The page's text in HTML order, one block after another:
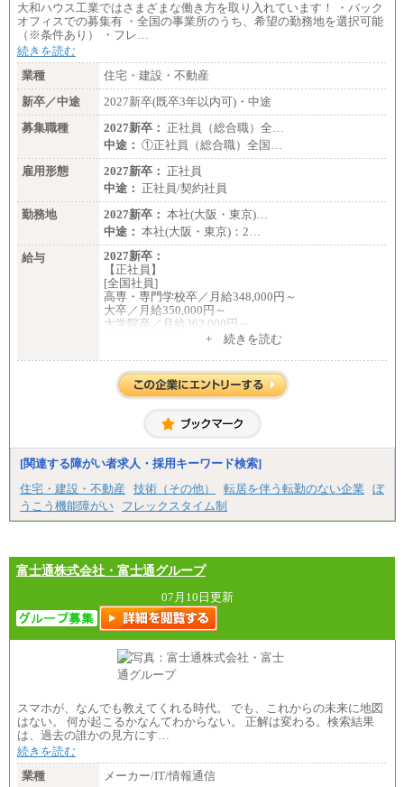
大和ハウス工業ではさまざまな働き方を取り入れています！ ・バック
オフィスでの募集有 ・全国の事業所のうち、希望の勤務地を選択可能
（※条件あり） ・フレ…
続きを読む
業種
住宅・建設・不動産
新卒／中途
2027新卒(既卒3年以内可)・中途
募集職種
2027新卒： 正社員（総合職）全…
中途： ①正社員（総合職）全国…
雇用形態
2027新卒： 正社員
中途： 正社員/契約社員
勤務地
2027新卒： 本社(大阪・東京)…
中途： 本社(大阪・東京)：2…
給与
2027新卒：
【正社員】
[全国社員]
高専・専門学校卒／月給348,000円～
大卒／月給350,000円～
大学院卒／月給362,000円～
[地域社員]月給295,000円～
【正社員】
[全国社員]月給348,000円～
[地域社員]月給295,000円～
【契約社員】月給200,000円～
+ 続きを読む
[関連する障がい者求人・採用キーワード検索]
住宅・建設・不動産
技術（その他） 転居を伴う転勤のない企業
ぼ
うこう機能障がい
フレックスタイム制
富士通株式会社・富士通グループ
07月10日更新
スマホが、なんでも教えてくれる時代。 でも、これからの未来に地図
はない。 何が起こるかなんてわからない。 正解は変わる。検索結果
は、過去の誰かの見方にす…
続きを読む
業種
メーカー/IT/情報通信